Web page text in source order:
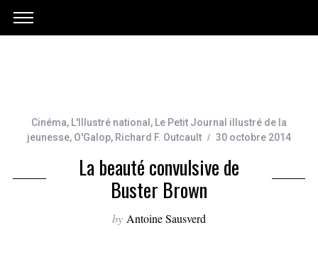
Cinéma, L'Illustré national , Le Petit Journal illustré de la
jeunesse, O'Galop, Richard F. Outcault 30 octobre 2014
La beauté convulsive de
Buster Brown
by Antoine Sausverd